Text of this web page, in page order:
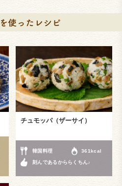
チュモッパ（ザーサイ）
韓国料理 361kcal
刻んであるかららくちん♪